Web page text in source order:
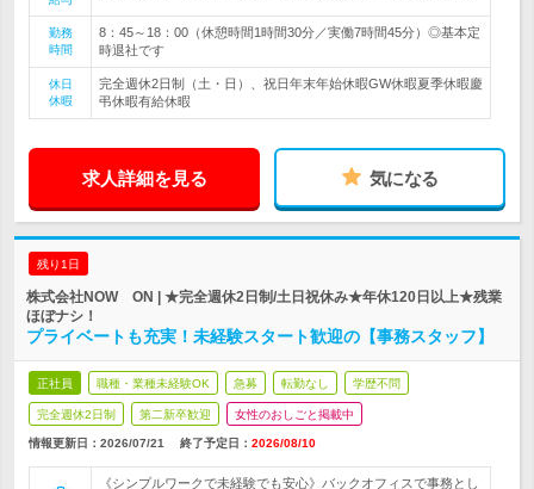
勤務
時間
8：45～18：00（休憩時間1時間30分／実働7時間45分）◎基本定
時退社です
休日
休暇
完全週休2日制（土・日）、祝日年末年始休暇GW休暇夏季休暇慶
弔休暇有給休暇
求人詳細を見る 気になる
残り1日
株式会社NOW ON | ★完全週休2日制/土日祝休み★年休120日以上★残業
ほぼナシ！
プライベートも充実！未経験スタート歓迎の【事務スタッフ】
正社員 職種・業種未経験OK 急募 転勤なし 学歴不問
完全週休2日制 第二新卒歓迎 女性のおしごと掲載中
情報更新日：2026/07/21 終了予定日： 2026/08/10
《シンプルワークで未経験でも安心》バックオフィスで事務とし